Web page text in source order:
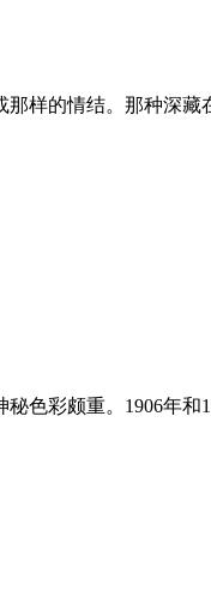
那样的情结。那种深
色彩颇重。1906年